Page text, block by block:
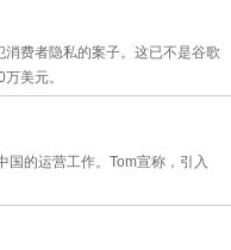
费者隐私的案子。这已不是谷歌
美元。
国的运营工作。Tom宣称，引入